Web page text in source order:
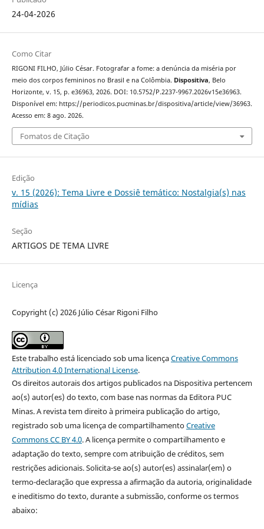
24-04-2026
Como Citar
RIGONI FILHO, Júlio César. Fotografar a fome: a denúncia da miséria por
meio dos corpos femininos no Brasil e na Colômbia. Dispositiva, Belo
Horizonte, v. 15, p. e36963, 2026. DOI: 10.5752/P.2237-9967.2026v15e36963.
Disponível em: https://periodicos.pucminas.br/dispositiva/article/view/36963.
Acesso em: 8 ago. 2026.
Fomatos de Citação
Edição
v. 15 (2026): Tema Livre e Dossiê temático: Nostalgia(s) nas
mídias
Seção
ARTIGOS DE TEMA LIVRE
Licença
Copyright (c) 2026 Júlio César Rigoni Filho
Este trabalho está licenciado sob uma licençaCreative Commons
Attribution 4.0 International License.
Os direitos autorais dos artigos publicados na Dispositiva pertencem
ao(s) autor(es) do texto, com base nas normas da Editora PUC
Minas. A revista tem direito à primeira publicação do artigo,
registrado sob uma licença de compartilhamentoCreative
Commons CC BY 4.0. A licença permite o compartilhamento e
adaptação do texto, sempre com atribuição de créditos, sem
restrições adicionais. Solicita-se ao(s) autor(es) assinalar(em) o
termo-declaração que expressa a afirmação da autoria, originalidade
e ineditismo do texto, durante a submissão, conforme os termos
abaixo: